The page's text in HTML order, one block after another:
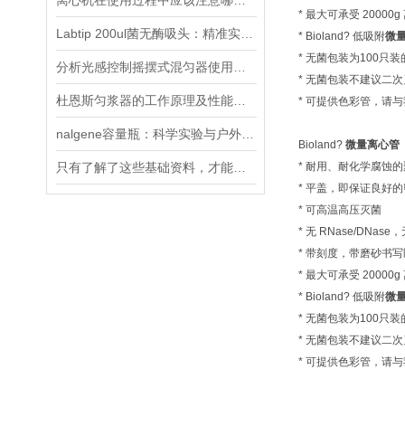
* 最大可承受 20000g
* Bioland? 低吸附微
* 无菌包装为100只装
* 无菌包装不建议二
* 可提供色彩管，请
Bioland? 微量离心管
* 耐用、耐化学腐蚀
* 平盖，即保证良好
* 可高温高压灭菌
* 无 RNase/DNase，
* 带刻度，带磨砂书
* 最大可承受 20000g
* Bioland? 低吸附微
* 无菌包装为100只装
* 无菌包装不建议二
* 可提供色彩管，请